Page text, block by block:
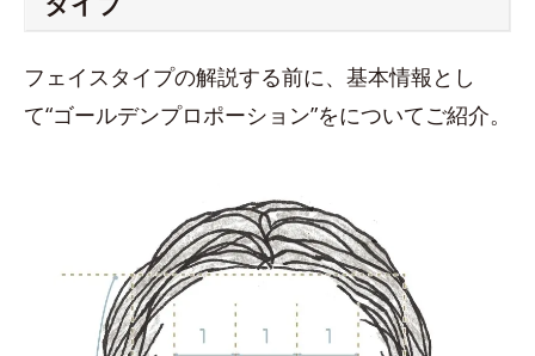
フェイスタイプの解説する前に、基本情報とし
て“ゴールデンプロポーション”をについてご紹介。